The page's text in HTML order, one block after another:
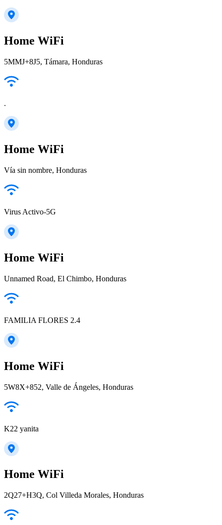
Home WiFi
5MMJ+8J5, Támara, Honduras
.
Home WiFi
Vía sin nombre, Honduras
Virus Activo-5G
Home WiFi
Unnamed Road, El Chimbo, Honduras
FAMILIA FLORES 2.4
Home WiFi
5W8X+852, Valle de Ángeles, Honduras
K22 yanita
Home WiFi
2Q27+H3Q, Col Villeda Morales, Honduras